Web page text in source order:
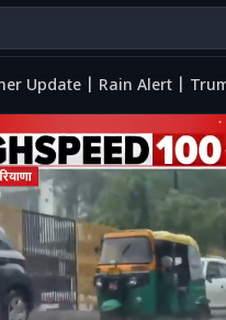
Update | Rain Alert |